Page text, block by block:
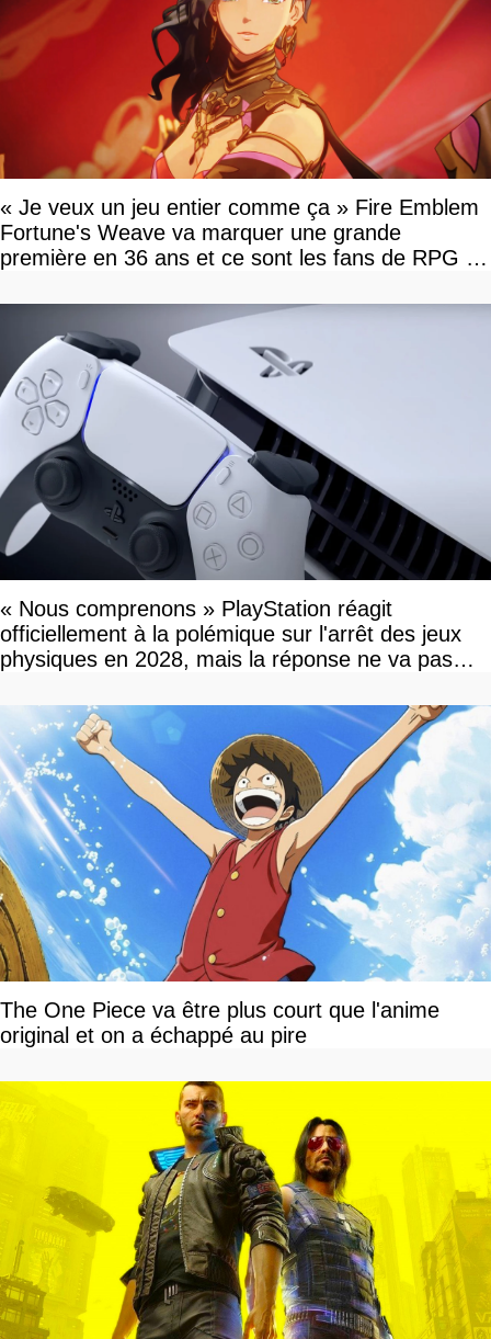
« Je veux un jeu entier comme ça » Fire Emblem
Fortune's Weave va marquer une grande
première en 36 ans et ce sont les fans de RPG en
« Nous comprenons » PlayStation réagit
officiellement à la polémique sur l'arrêt des jeux
physiques en 2028, mais la réponse ne va pas
The One Piece va être plus court que l'anime
original et on a échappé au pire